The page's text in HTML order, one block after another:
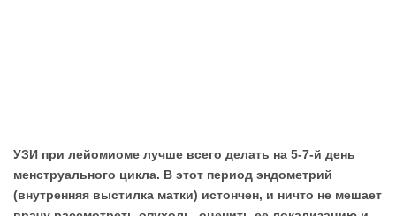
УЗИ при лейомиоме лучше всего делать на 5-7-й день
менструального цикла. В этот период эндометрий
(внутренняя выстилка матки) истончен, и ничто не мешает